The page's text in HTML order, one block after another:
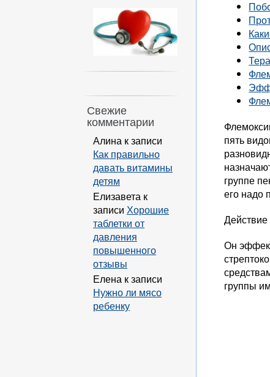
пять
группе
его надо
Действие
Он
группы
Свежие
комментарии
Алина к записи
Как правильно
давать витамины
детям
Елизавета к
записи Хорошие
таблетки от
давления
повышенного
отзывы
Елена к записи
Нужно ли мясо
ребенку